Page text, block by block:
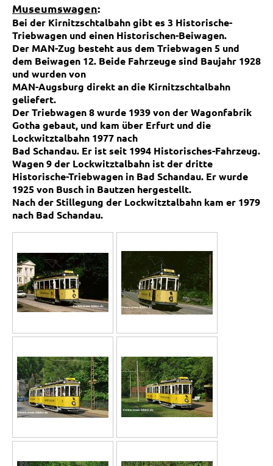
Museumswagen:
Bei der Kirnitzschtalbahn gibt es 3 Historische-
Triebwagen und einen Historischen-Beiwagen.
Der MAN-Zug besteht aus dem Triebwagen 5 und
dem Beiwagen 12. Beide Fahrzeuge sind Baujahr 1928
und wurdenvon
MAN-Augsburg direkt an die Kirnitzschtalbahn
geliefert.
Der Triebwagen 8 wurde 1939 von der Wagonfabrik
Gotha gebaut, und kam über Erfurt und die
Lockwitztalbahn 1977 nach
Bad Schandau. Er ist seit 1994 Historisches-Fahrzeug.
Wagen 9 der Lockwitztalbahn ist der dritte
Historische-Triebwagen in Bad Schandau. Er wurde
1925 von Busch in Bautzen hergestellt.
Nach der Stillegung der Lockwitztalbahn kam er 1979
nach Bad Schandau.